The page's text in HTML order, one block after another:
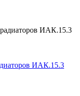
ИАК.15.3